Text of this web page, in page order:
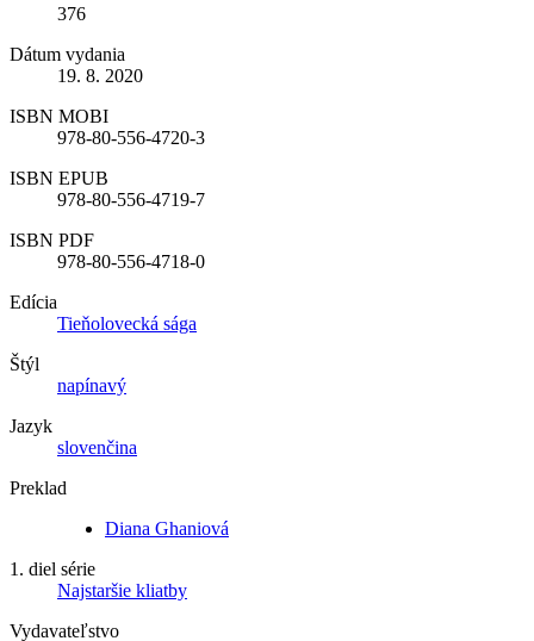
376
Dátum vydania
19. 8. 2020
ISBN MOBI
978-80-556-4720-3
ISBN EPUB
978-80-556-4719-7
ISBN PDF
978-80-556-4718-0
Edícia
Tieňolovecká sága
Štýl
napínavý
Jazyk
slovenčina
Preklad
Diana Ghaniová
1. diel série
Najstaršie kliatby
Vydavateľstvo